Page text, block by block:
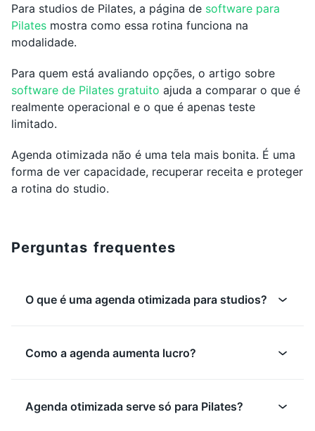
Para studios de Pilates, a página de software para
Pilates mostra como essa rotina funciona na
modalidade.
Para quem está avaliando opções, o artigo sobre
software de Pilates gratuito ajuda a comparar o que é
realmente operacional e o que é apenas teste
limitado.
Agenda otimizada não é uma tela mais bonita. É uma
forma de ver capacidade, recuperar receita e proteger
a rotina do studio.
Perguntas frequentes
O que é uma agenda otimizada para studios?
Como a agenda aumenta lucro?
Agenda otimizada serve só para Pilates?